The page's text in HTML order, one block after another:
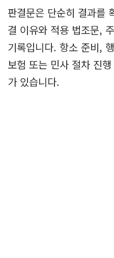
판결문은 단순히 결과를
결 이유와 적용 법조문,
기록입니다. 항소 준비,
보험 또는 민사 절차 진
가 있습니다.